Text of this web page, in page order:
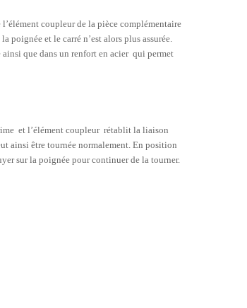
l’élément coupleur de la pièce complémentaire
poignée et le carré n’est alors plus assurée.
ainsi que dans un renfort en acier qui permet
et l’élément coupleur rétablit la liaison
ainsi être tournée normalement. En position
sur la poignée pour continuer de la tourner.